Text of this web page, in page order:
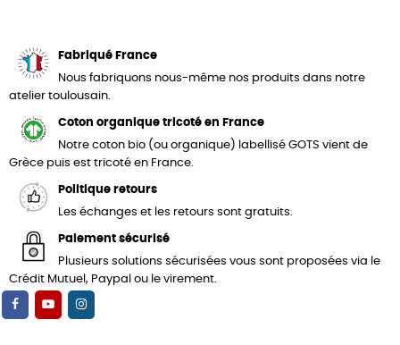
Fabriqué France
Nous fabriquons nous-même nos produits dans notre
atelier toulousain.
Coton organique tricoté en France
Notre coton bio (ou organique) labellisé GOTS vient de
Grèce puis est tricoté en France.
Politique retours
Les échanges et les retours sont gratuits.
Paiement sécurisé
Plusieurs solutions sécurisées vous sont proposées via le
Crédit Mutuel, Paypal ou le virement.